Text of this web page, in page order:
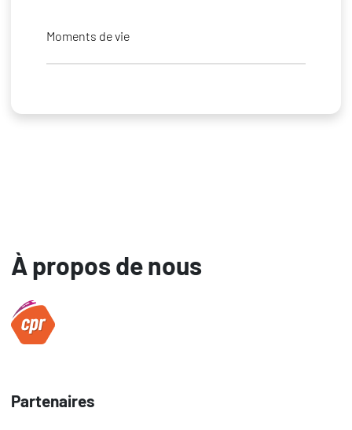
Moments de vie
À propos de nous
Partenaires